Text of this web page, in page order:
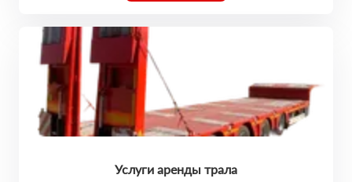
Услуги аренды трала